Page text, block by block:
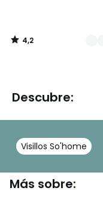
4,2
/
Descubre:
Visillos So'home
Más sobre: